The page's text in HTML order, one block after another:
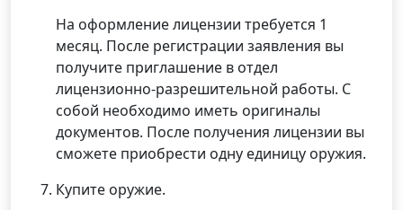
На оформление лицензии требуется 1
месяц. После регистрации заявления вы
получите приглашение в отдел
лицензионно-разрешительной работы. С
собой необходимо иметь оригиналы
документов. После получения лицензии вы
сможете приобрести одну единицу оружия.
Купите оружие.